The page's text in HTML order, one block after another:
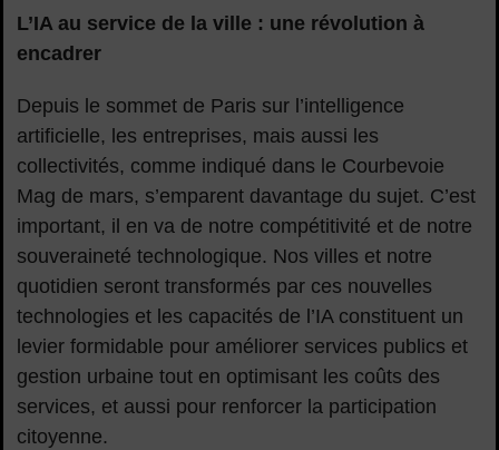
L’IA au service de la ville : une révolution à
encadrer
Depuis le sommet de Paris sur l’intelligence
artificielle, les entreprises, mais aussi les
collectivités, comme indiqué dans le Courbevoie
Mag de mars, s’emparent davantage du sujet. C’est
important, il en va de notre compétitivité et de notre
souveraineté technologique. Nos villes et notre
quotidien seront transformés par ces nouvelles
technologies et les capacités de l’IA constituent un
levier formidable pour améliorer services publics et
gestion urbaine tout en optimisant les coûts des
services, et aussi pour renforcer la participation
citoyenne.